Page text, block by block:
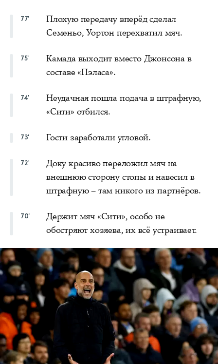
77'
Плохую передачу вперёд сделал
Семеньо, Уортон перехватил мяч.
75'
Камада выходит вместо Джонсона в
составе «Пэласа».
74'
Неудачная пошла подача в штрафную,
«Сити» отбился.
73' Гости заработали угловой.
72'
Доку красиво переложил мяч на
внешнюю сторону стопы и навесил в
штрафную – там никого из партнёров.
70'
Держит мяч «Сити», особо не
обостряют хозяева, их всё устраивает.